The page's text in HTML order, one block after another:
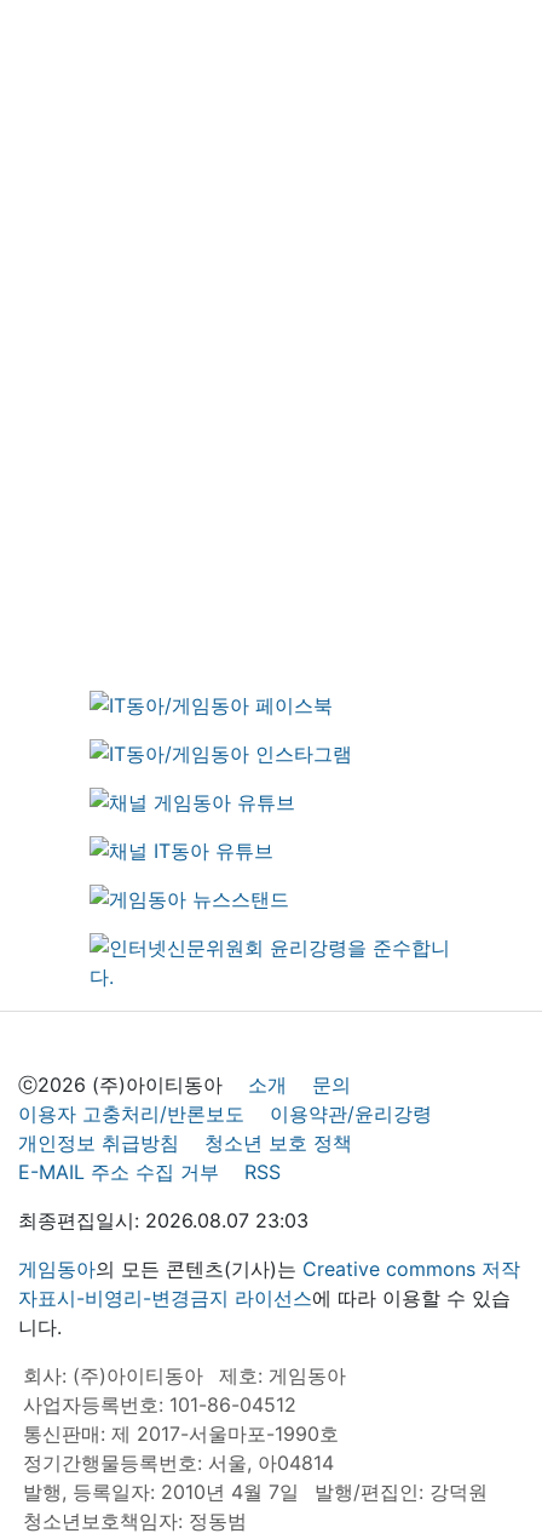
ⓒ2026 (주)아이티동아 소개
문의
이용자 고충처리/반론보도
이용약관/윤리강령
개인정보 취급방침
청소년 보호 정책
E-MAIL 주소 수집 거부
RSS
최종편집일시: 2026.08.07 23:03
게임동아의 모든 콘텐츠(기사)는 Creative commons 저작
자표시-비영리-변경금지 라이선스에 따라 이용할 수 있습
니다.
회사: (주)아이티동아
제호: 게임동아
사업자등록번호: 101-86-04512
통신판매: 제 2017-서울마포-1990호
정기간행물등록번호: 서울, 아04814
발행, 등록일자: 2010년 4월 7일
발행/편집인: 강덕원
청소년보호책임자: 정동범